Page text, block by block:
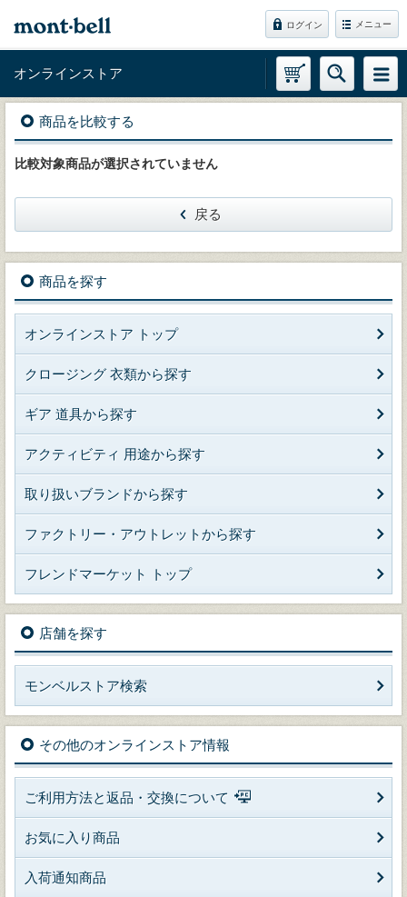
ログイン メニュー
オンラインストア
商品を比較する
比較対象商品が選択されていません
戻る
商品を探す
オンラインストア トップ
クロージング 衣類から探す
ギア 道具から探す
アクティビティ 用途から探す
取り扱いブランドから探す
ファクトリー・アウトレットから探す
フレンドマーケット トップ
店舗を探す
モンベルストア検索
その他のオンラインストア情報
ご利用方法と返品・交換について
お気に入り商品
入荷通知商品